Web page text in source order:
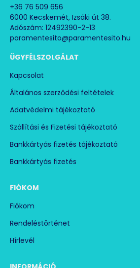
Névleges áramfogyasztás: 10,45 A
Zajszint dB (A): 67
Méret: 550x640x1085 mm
Súly: 66 kg
+36 76 509 656
6000 Kecskemét, Izsáki út 38.
Adószám: 12492390-2-13
paramentesito@paramentesito.hu
ÜGYFÉLSZOLGÁLAT
Kapcsolat
Általános szerződési feltételek
Adatvédelmi tájékoztató
Szállítási és Fizetési tájékoztató
Bankkártyás fizetés tájékoztató
Bankkártyás fizetés
FIÓKOM
Fiókom
Rendeléstörténet
Hírlevél